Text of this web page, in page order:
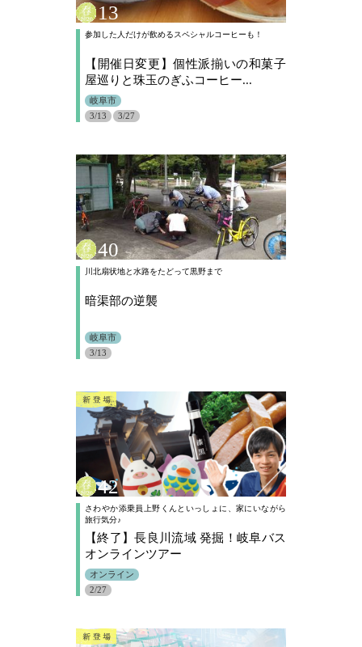
参加した人だけが飲めるスペシャルコーヒーも！
【開催日変更】個性派揃いの和菓子
屋巡りと珠玉のぎふコーヒー...
岐阜市
3/13
3/27
13
川北扇状地と水路をたどって黒野まで
暗渠部の逆襲
岐阜市
3/13
40
さわやか添乗員上野くんといっしょに、家にいながら
旅行気分♪
【終了】長良川流域 発掘！岐阜バス
オンラインツアー
オンライン
2/27
42